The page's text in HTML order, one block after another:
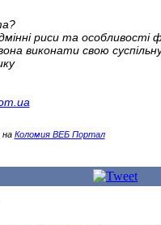
риси та особливості
виконати свою
на Коломия ВЕБ Портал